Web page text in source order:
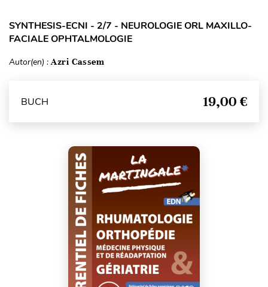
SYNTHESIS-ECNI - 2/7 - NEUROLOGIE ORL MAXILLO-
FACIALE OPHTALMOLOGIE
Autor(en) :Azri Cassem
BUCH 19,00 €